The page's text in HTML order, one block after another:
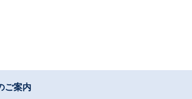
ご案内